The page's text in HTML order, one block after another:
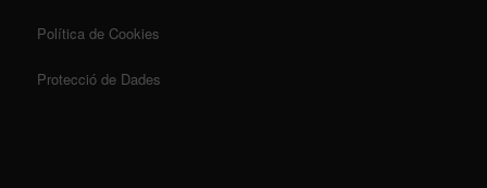
Política de Cookies
Protecció de Dades